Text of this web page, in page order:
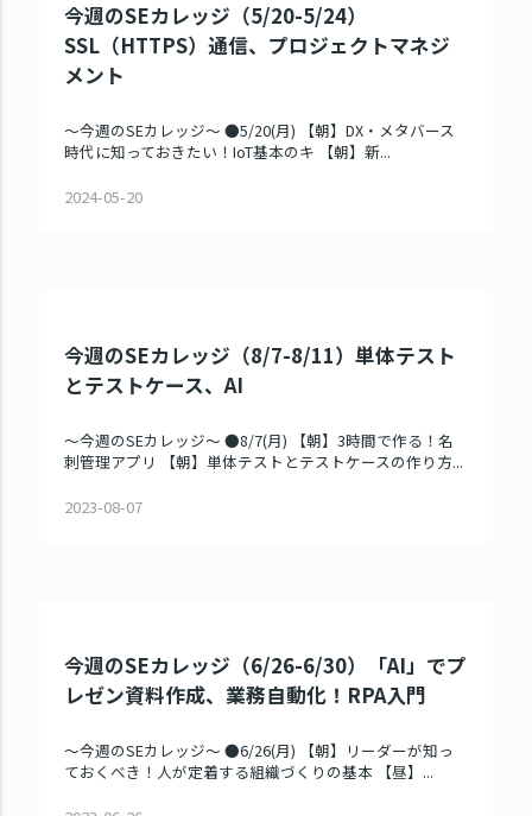
今週のSEカレッジ（5/20-5/24）
SSL（HTTPS）通信、プロジェクトマネジ
メント
～今週のSEカレッジ～ ●5/20(月) 【朝】DX・メタバース
時代に知っておきたい！IoT基本のキ 【朝】新...
2024-05-20
今週のSEカレッジ（8/7-8/11）単体テスト
とテストケース、AI
～今週のSEカレッジ～ ●8/7(月) 【朝】3時間で作る！名
刺管理アプリ 【朝】単体テストとテストケースの作り方...
2023-08-07
今週のSEカレッジ（6/26-6/30）「AI」でプ
レゼン資料作成、業務自動化！RPA入門
～今週のSEカレッジ～ ●6/26(月) 【朝】リーダーが知っ
ておくべき！人が定着する組織づくりの基本 【昼】...